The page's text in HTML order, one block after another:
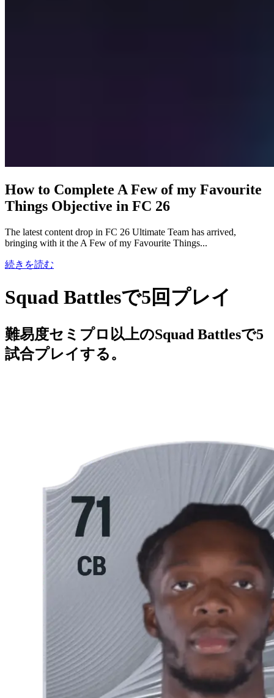
How to Complete A Few of my Favourite
Things Objective in FC 26
The latest content drop in FC 26 Ultimate Team has arrived,
bringing with it the A Few of my Favourite Things...
続きを読む
Squad Battlesで5回プレイ
難易度セミプロ以上のSquad Battlesで5
試合プレイする。